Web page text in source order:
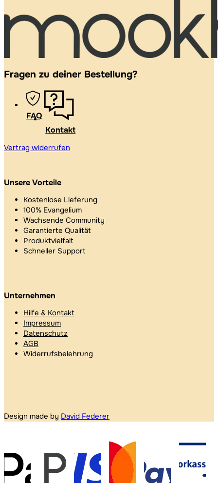
Fragen zu deiner Bestellung?
FAQ
Kontakt
Vertrag widerrufen
Unsere Vorteile
Kostenlose Lieferung
100% Evangelium
Wachsende Community
Garantierte Qualität
Produktvielfalt
Schneller Support
Unternehmen
Hilfe & Kontakt
Impressum
Datenschutz
AGB
Widerrufsbelehrung
Design made by David Federer